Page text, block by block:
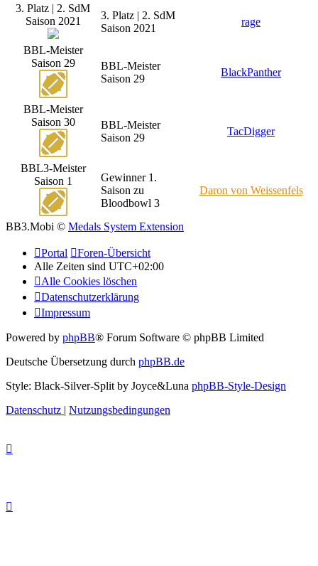
3. Platz | 2. SdM
Saison 2021
3. Platz | 2. SdM
Saison 2021
rage
BBL-Meister
Saison 29
BBL-Meister
Saison 29
BlackPanther
BBL-Meister
Saison 30
BBL-Meister
Saison 29
TacDigger
BBL3-Meister
Saison 1
Gewinner 1.
Saison zu
Bloodbowl 3
Daron von Weissenfels
BB3.Mobi © Medals System Extension
Portal
Foren-Übersicht
Alle Zeiten sind UTC+02:00
Alle Cookies löschen
Datenschutzerklärung
Impressum
Powered by phpBB® Forum Software © phpBB Limited
Deutsche Übersetzung durch phpBB.de
Style: Black-Silver-Split by Joyce&Luna phpBB-Style-Design
Datenschutz | Nutzungsbedingungen